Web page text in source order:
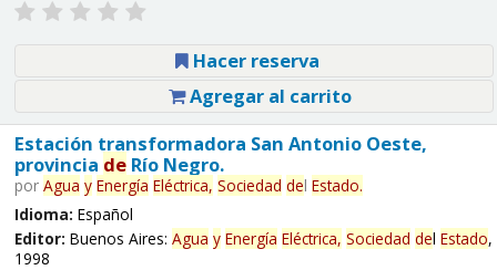
Hacer reserva
Agregar al carrito
Estación transformadora San Antonio Oeste,
provincia deRío Negro.
por Agua y Energía Eléctrica, Sociedad del Estado.
Idioma: Español
Editor: Buenos Aires: Agua y Energía Eléctrica, Sociedad del Estado,
1998